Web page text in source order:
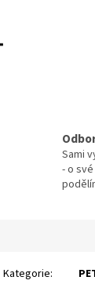
Sami
- o
Kategorie: